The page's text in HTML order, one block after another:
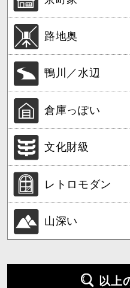
路地奥
鴨川／水辺
倉庫っぽい
文化財級
レトロモダン
山深い
以上